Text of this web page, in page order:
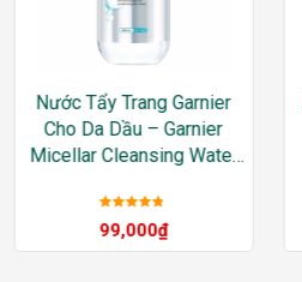
Nước Tẩy Trang Garnier
Cho Da Dầu – Garnier
Micellar Cleansing Water
Skin
hạng 5sao
99,000₫